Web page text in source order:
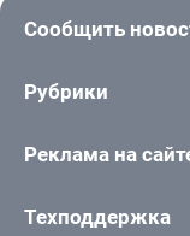
Сообщить
Рубрики
Реклама на
Техподдержка